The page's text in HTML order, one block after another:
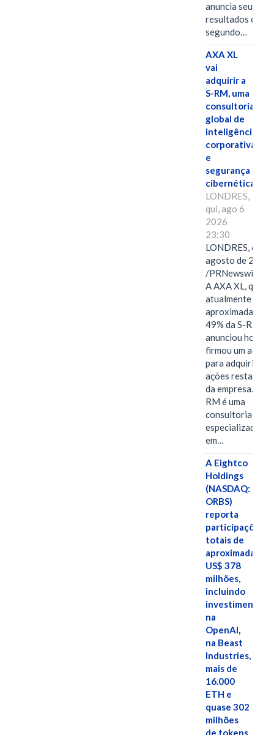
anuncia seus
resultados do
segundo…
AXA XL
vai
adquirir a
S-RM, uma
consultoria
global de
inteligência
corporativa
e
segurança
cibernética
LONDRES,
qui, ago 6
2026
23:30
LONDRES, 6 de
agosto de 2026
/PRNewswire/ --
A AXA XL, que
atualmente
49% da S-RM,
anunciou hoje
firmou um
para adquirir as
ações restantes
da empresa. A S-
RM é uma
consultoria
especializada
em…
A Eightco
Holdings
(NASDAQ:
ORBS)
reporta
participações
totais de
US$ 378
milhões,
incluindo
investimentos
na
OpenAI,
na Beast
Industries,
mais de
16.000
ETH e
quase 302
milhões
de tokens